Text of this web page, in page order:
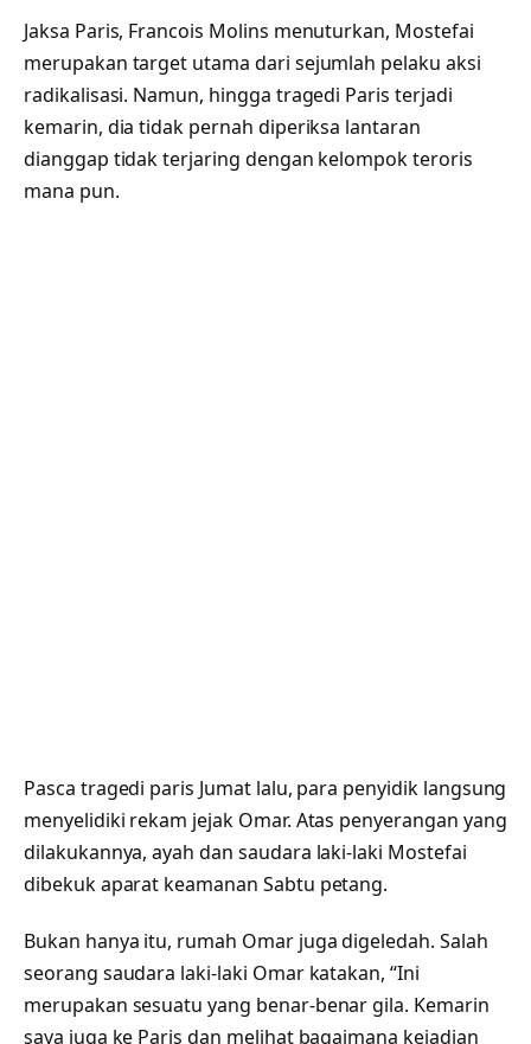
Jaksa Paris, Francois Molins menuturkan, Mostefai
merupakan target utama dari sejumlah pelaku aksi
radikalisasi. Namun, hingga tragedi Paris terjadi
kemarin, dia tidak pernah diperiksa lantaran
dianggap tidak terjaring dengan kelompok teroris
mana pun.
Pasca tragedi paris Jumat lalu, para penyidik langsung
menyelidiki rekam jejak Omar. Atas penyerangan yang
dilakukannya, ayah dan saudara laki-laki Mostefai
dibekuk aparat keamanan Sabtu petang.
Bukan hanya itu, rumah Omar juga digeledah. Salah
seorang saudara laki-laki Omar katakan, “Ini
merupakan sesuatu yang benar-benar gila. Kemarin
saya juga ke Paris dan melihat bagaimana kejadian